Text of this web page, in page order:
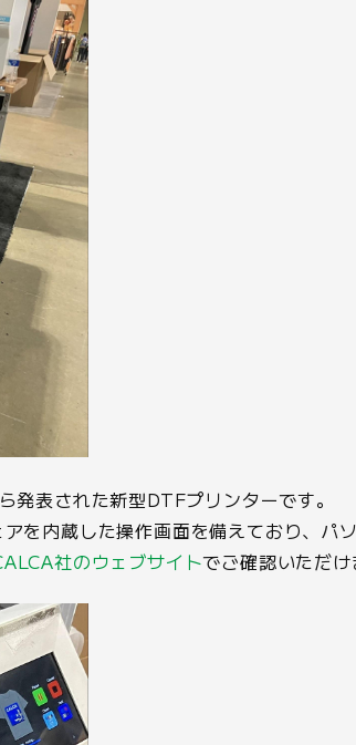
発表された新型DTFプリンターです。
を内蔵した操作画面を備えており、
社のウェブサイトでご確認いただけ